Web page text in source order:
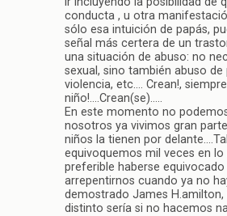
conducta , u otra
sólo esa intuición de papás,
señal más certera de un
una situación de abuso: no
sexual, sino también abuso
violencia, etc…. Crean!,
niño!….Crean(se)…..
En este momento no
nosotros ya vivimos gran
niños la tienen por
equivoquemos mil veces en
preferible haberse equivocado
arrepentirnos cuando ya no
demostrado James H.amilton,
distinto sería si no hacemos